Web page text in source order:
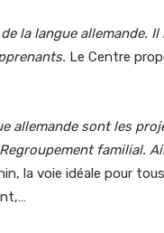
la langue allemande. Il
Le Centre
allemande sont les
familial.
la voie idéale pour